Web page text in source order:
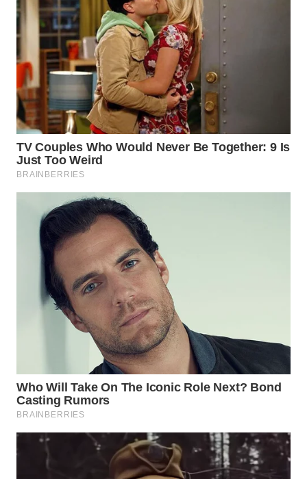
WAHANA
NEWS
WAHANA
WAHANA
ADVOKAT
WAHANA
WAHANA
KONSUMEN
WAHANA
LISTRIK
TV
WAHANANEWS
ID
WAHANANEWS